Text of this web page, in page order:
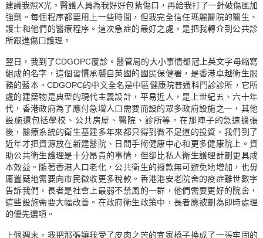
建議我照X光。醫護人員為我好好包紥傷口，再給我打了一針破傷風加
強劑。每個程序都要用上一些時間，但我完全信任瑪麗醫院的醫生、
護士和他們的醫療程序。這次急症的最好之處，是把我轉介到公共診
所跟進傷口護理。
翌日，我到了CDGOPC覆診。醫管局的大小事情都冠上英文字母縮寫
組成的名字，這個習慣承襲自英國的國民保健署，是香港卓越衛生服
務的藍本。CDGOPC的中文全名是中區健康院普通科門診診所，它所
處的建築物是典型的現代主義設計，平易近人，是上世紀五、六十年
代，香港政府為了應付急增人口需要而設的眾多政府設施之一，其他
設施還包括學校、公共房屋、醫院、診所等。在那陣子的急速擴張
後，醫療系統的衛生基建多年來都只得到微不足道的投資。我們到了
近年才把資源放在新建醫院、日間手術健康中心和更多健康院上。資
助公共衛生護理是十分昂貴的事情，但卻比私人衛生護理計劃更具成
本效益。隨著香港人口老化，公共衛生的撥款無可避免地增加，也毋
庸置疑地需要向市民徵收更多稅款。香港港安老院舍的疫症離世數字
告訴我們，長者是社會上最弱不禁風的一群，他們需要更好的院舍，
這些設施需要大幅改善。在政府衛生政策中，長者應被劃為即時處理
的優先選項。
上個週末，我把那張讓我受了皮肉之苦的宜家椅子換成了一張牢固的